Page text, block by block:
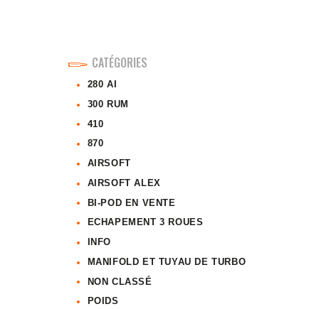
CATÉGORIES
280 AI
300 RUM
410
870
AIRSOFT
AIRSOFT ALEX
BI-POD EN VENTE
ECHAPEMENT 3 ROUES
INFO
MANIFOLD ET TUYAU DE TURBO
NON CLASSÉ
POIDS